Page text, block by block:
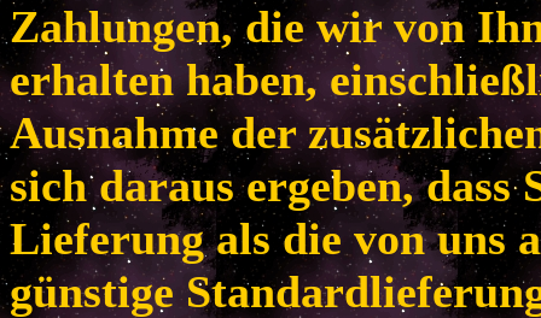
Zahlungen, die wir von
erhalten haben,
Ausnahme der
sich daraus ergeben, dass
Lieferung als die von uns
günstige